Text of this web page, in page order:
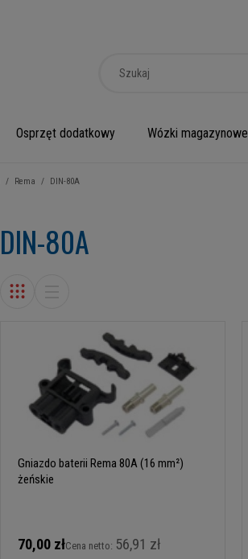
Osprzęt dodatkowy Wózki magazynowe
/ Rema / DIN-80A
DIN-80A
Gniazdo baterii Rema 80A (16 mm²)
żeńskie
70,00 złCena netto: 56,91 zł